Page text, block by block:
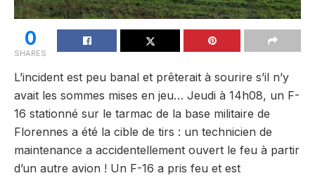
0
SHARES
L’incident est peu banal et prêterait à sourire s’il n’y
avait les sommes mises en jeu… Jeudi à 14h08, un F-
16 stationné sur le tarmac de la base militaire de
Florennes a été la cible de tirs : un technicien de
maintenance a accidentellement ouvert le feu à partir
d’un autre avion ! Un F-16 a pris feu et est